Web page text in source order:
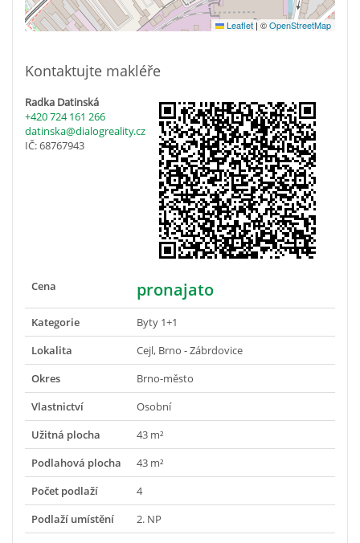
Leaflet | ©OpenStreetMap
Kontaktujte makléře
Radka Datinská
+420 724 161 266
datinska@dialogreality.cz
IČ: 68767943
Cena pronajato
Kategorie
Byty 1+1
Lokalita
Cejl, Brno - Zábrdovice
Okres
Brno-město
Vlastnictví
Osobní
Užitná plocha
43 m²
Podlahová plocha
43 m²
Počet podlaží
4
Podlaží umístění
2. NP